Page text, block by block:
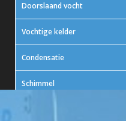
Doorslaand vocht
Vochtige kelder
Condensatie
Schimmel